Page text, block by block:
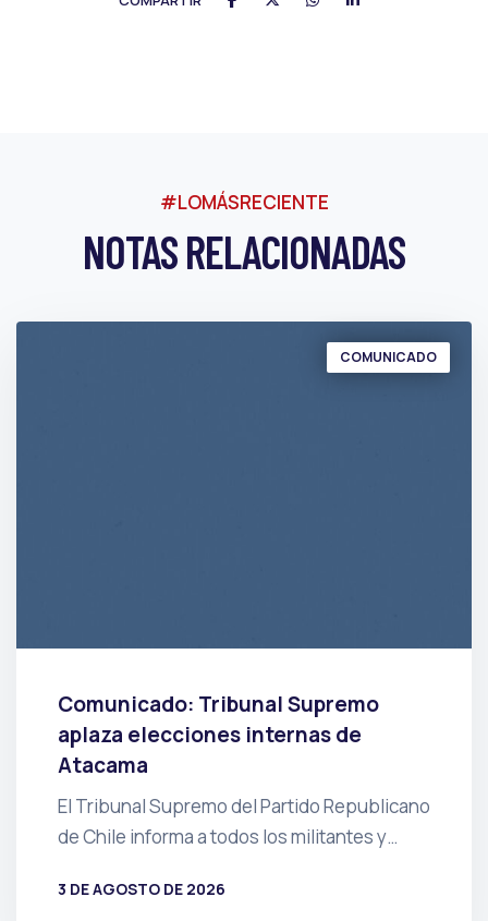
#LOMÁSRECIENTE
NOTAS RELACIONADAS
COMUNICADO
Comunicado: Tribunal Supremo
aplaza elecciones internas de
Atacama
El Tribunal Supremo del Partido Republicano
de Chile informa a todos los militantes y…
3 DE AGOSTO DE 2026